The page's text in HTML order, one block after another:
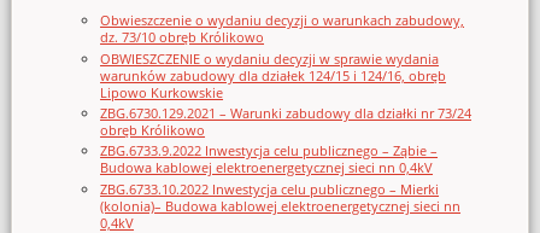
Obwieszczenie o wydaniu decyzji o warunkach zabudowy,
dz. 73/10 obręb Królikowo
OBWIESZCZENIE o wydaniu decyzji w sprawie wydania
warunków zabudowy dla działek 124/15 i 124/16, obręb
Lipowo Kurkowskie
ZBG.6730.129.2021 – Warunki zabudowy dla działki nr 73/24
obręb Królikowo
ZBG.6733.9.2022 Inwestycja celu publicznego – Ząbie –
Budowa kablowej elektroenergetycznej sieci nn 0,4kV
ZBG.6733.10.2022 Inwestycja celu publicznego – Mierki
(kolonia)– Budowa kablowej elektroenergetycznej sieci nn
0,4kV